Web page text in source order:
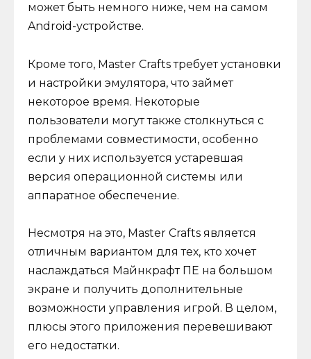
может быть немного ниже, чем на самом
Android-устройстве.
Кроме того, Master Crafts требует установки
и настройки эмулятора, что займет
некоторое время. Некоторые
пользователи могут также столкнуться с
проблемами совместимости, особенно
если у них используется устаревшая
версия операционной системы или
аппаратное обеспечение.
Несмотря на это, Master Crafts является
отличным вариантом для тех, кто хочет
наслаждаться Майнкрафт ПЕ на большом
экране и получить дополнительные
возможности управления игрой. В целом,
плюсы этого приложения перевешивают
его недостатки.